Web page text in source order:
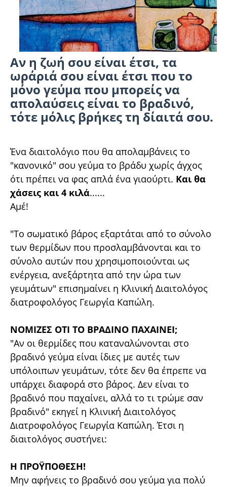
Αν η ζωή σου είναι έτσι, τα
ωράριά σου είναι έτσι που το
μόνο γεύμα που μπορείς να
απολαύσεις είναι το βραδινό,
τότε μόλις βρήκες τη δίαιτά σου.
Ένα διαιτολόγιο που θα απολαμβάνεις το
"κανονικό" σου γεύμα το βράδυ χωρίς άγχος
ότι πρέπει να φας απλά ένα γιαούρτι. Και θα
χάσεις και 4 κιλά......
Αμέ!
"Το σωματικό βάρος εξαρτάται από το σύνολο
των θερμίδων που προσλαμβάνονται και το
σύνολο αυτών που χρησιμοποιούνται ως
ενέργεια, ανεξάρτητα από την ώρα των
γευμάτων" επισημαίνει η Κλινική Διαιτολόγος
διατροφολόγος Γεωργία Καπώλη.
ΝΟΜΙΖΕΣ ΟΤΙ ΤΟ ΒΡΑΔΙΝΟ ΠΑΧΑΙΝΕΙ;
"Αν οι θερμίδες που καταναλώνονται στο
βραδινό γεύμα είναι ίδιες με αυτές των
υπόλοιπων γευμάτων, τότε δεν θα έπρεπε να
υπάρχει διαφορά στο βάρος. Δεν είναι το
βραδινό που παχαίνει, αλλά το τι τρώμε σαν
βραδινό" εκηγεί η Κλινική Διαιτολόγος
Διατροφολόγος Γεωργία Καπώλη. Έτσι η
διαιτολόγος συστήνει:
Η ΠΡΟΫΠΟΘΕΣΗ!
Μην αφήνεις το βραδινό σου γεύμα για πολύ